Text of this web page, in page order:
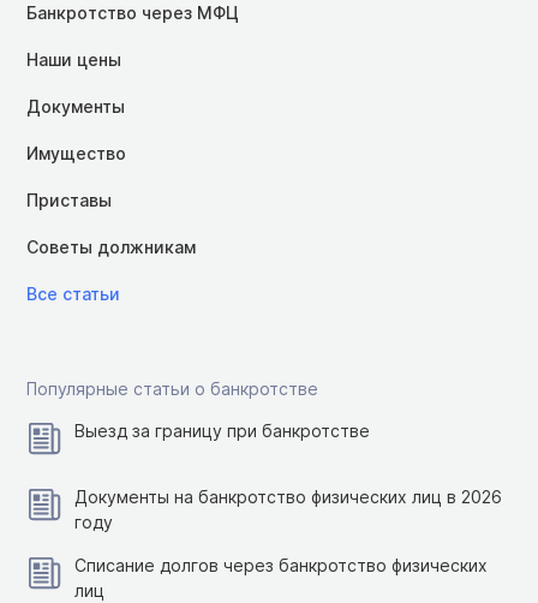
Банкротство через МФЦ
Наши цены
Документы
Имущество
Приставы
Советы должникам
Все статьи
Популярные статьи о банкротстве
Выезд за границу при банкротстве
Документы на банкротство физических лиц в 2026
году
Списание долгов через банкротство физических
лиц